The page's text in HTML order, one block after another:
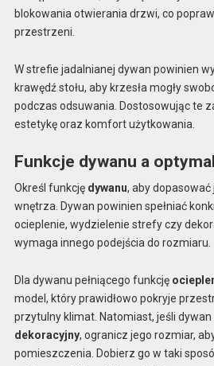
blokowania otwierania drzwi, co
przestrzeni.
W strefie jadalnianej dywan powinien
krawędź stołu, aby krzesła mogły
podczas odsuwania. Dostosowując te
estetykę oraz komfort użytkowania.
Funkcje dywanu a
Określ funkcję dywanu, aby
wnętrza. Dywan powinien spełniać
ocieplenie, wydzielenie strefy czy
wymaga innego podejścia do rozmiaru.
Dla dywanu pełniącego funkcję
model, który prawidłowo pokryje
przytulny klimat. Natomiast, jeśli
dekoracyjny, ogranicz jego rozmiar,
pomieszczenia. Dobierz go w taki